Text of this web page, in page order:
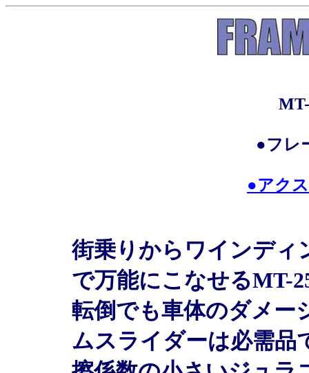
●フレ
●アク
街乗りからワインディ
で万能にこなせるMT-
転倒でも車体のダメー
ムスライダーは必需品